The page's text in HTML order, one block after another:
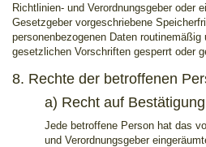
Richtlinien- und Verordnungsgeber oder
Gesetzgeber vorgeschriebene
personenbezogenen Daten routinemäßig
gesetzlichen Vorschriften gesperrt oder
8. Rechte der betroffenen
a) Recht auf Bestätigung
Jede betroffene Person hat das
und Verordnungsgeber